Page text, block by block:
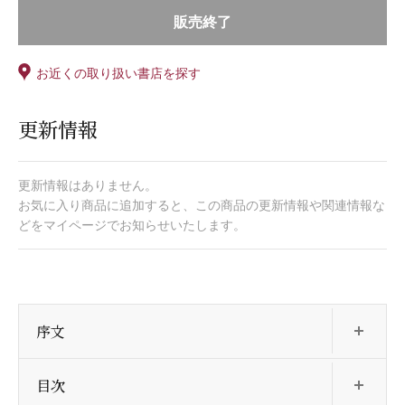
販売終了
お近くの取り扱い書店を探す
更新情報
更新情報はありません。
お気に入り商品に追加すると、この商品の更新情報や関連情報な
どをマイページでお知らせいたします。
序文
目次